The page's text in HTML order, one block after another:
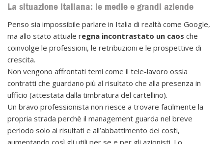
La situazione italiana: le medie e grandi aziende
Penso sia impossibile parlare in Italia di realtà come Google,
ma allo stato attuale regna incontrastato un caos che
coinvolge le professioni, le retribuzioni e le prospettive di
crescita.
Non vengono affrontati temi come il tele-lavoro ossia
contratti che guardano più al risultato che alla presenza in
ufficio (attestata dalla timbratura del cartellino).
Un bravo professionista non riesce a trovare facilmente la
propria strada perchè il management guarda nel breve
periodo solo ai risultati e all’abbattimento dei costi,
aumentando così gli utili per se e per gli azionisti. Lo